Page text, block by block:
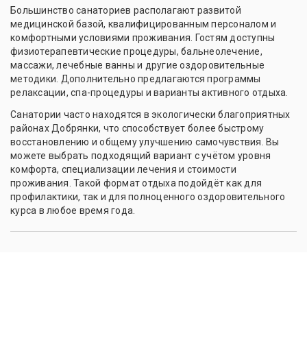
Большинство санаториев располагают развитой
медицинской базой, квалифицированным персоналом и
комфортными условиями проживания. Гостям доступны
физиотерапевтические процедуры, бальнеолечение,
массажи, лечебные ванны и другие оздоровительные
методики. Дополнительно предлагаются программы
релаксации, спа-процедуры и варианты активного отдыха.
Санатории часто находятся в экологически благоприятных
районах Добрянки, что способствует более быстрому
восстановлению и общему улучшению самочувствия. Вы
можете выбрать подходящий вариант с учётом уровня
комфорта, специализации лечения и стоимости
проживания. Такой формат отдыха подойдёт как для
профилактики, так и для полноценного оздоровительного
курса в любое время года.